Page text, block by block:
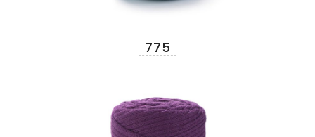
775